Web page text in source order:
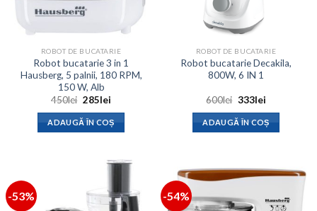
ROBOT DE BUCATARIE
Robot bucatarie 3 in 1
Hausberg, 5 palnii, 180 RPM,
150 W, Alb
450lei Prețul
a
fost:
450lei.
285leiPrețul
este:
285lei.
ADAUGĂ ÎN COȘ
ROBOT DE BUCATARIE
Robot bucatarie Decakila,
800W, 6 IN 1
600lei Prețul
a
fost:
600lei.
333leiPrețul
este:
333lei.
ADAUGĂ ÎN COȘ
-53% -54%